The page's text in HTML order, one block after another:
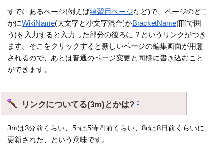
すでにあるページ(例えば練習用ページなど)で、ページのどこ
かにWikiName(大文字と小文字混合)かBracketName([[]]で囲
う)を入力すると入力した部分の後ろに ? というリンクがつき
ます。そこをクリックすると新しいページの編集画面が用意
されるので、あとは普通のページ変更と同様に書き込むこと
ができます。
リンクについてる(3m)とかは?†
3mは3分前くらい、5hは5時間前くらい、8dは8日前くらいに
更新された、という意味です。